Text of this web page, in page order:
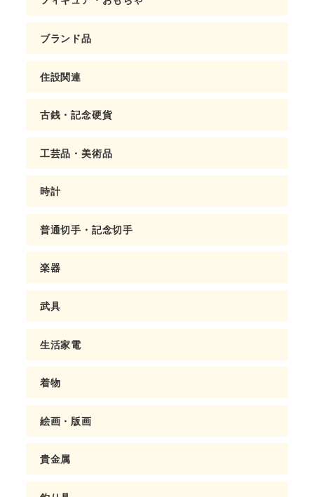
ブランド品
住設関連
古銭・記念硬貨
工芸品・美術品
時計
普通切手・記念切手
楽器
武具
生活家電
着物
絵画・版画
貴金属